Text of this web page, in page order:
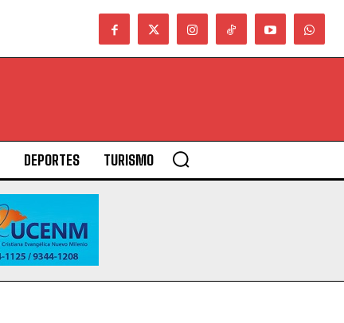
DEPORTES TURISMO